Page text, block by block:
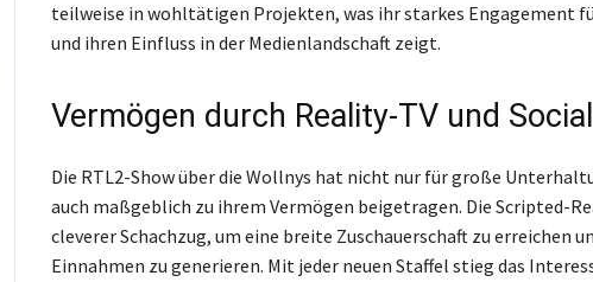
teilweise in wohltätigen Projekten, was ihr starkes Engagement
und ihren Einfluss in der Medienlandschaft zeigt.
Vermögen durch Reality-TV und
Die RTL2-Show über die Wollnys hat nicht nur für große
auch maßgeblich zu ihrem Vermögen beigetragen. Die Scripted-
cleverer Schachzug, um eine breite Zuschauerschaft zu erreichen
Einnahmen zu generieren. Mit jeder neuen Staffel stieg das